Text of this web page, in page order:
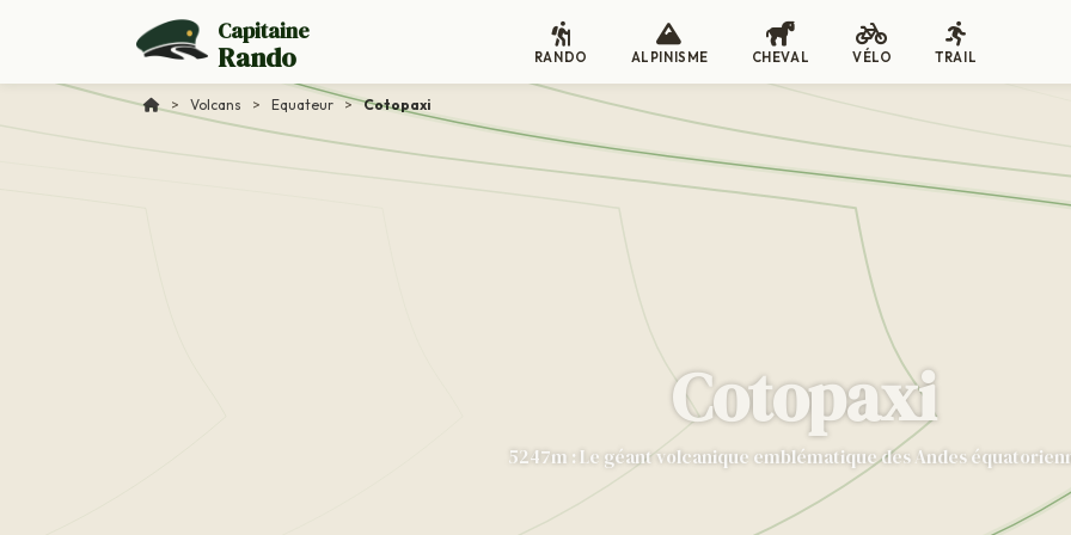
Capitaine
Rando RANDO ALPINISME CHEVAL VÉLO TRAIL
> Volcans > Equateur > Cotopaxi
Cotopaxi
5247m : Le géant volcanique emblématique des Andes